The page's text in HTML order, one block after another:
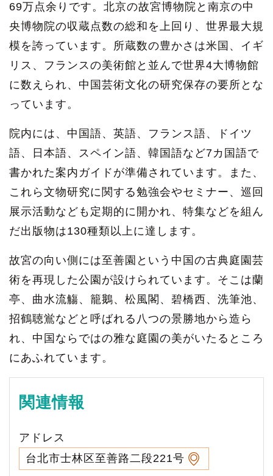
69万点余りです。北京の故宮博物院と南京の中
央博物院の収蔵点数の総和を上回り、世界最大規
模を誇っています。所蔵数の豊かさは米国、イギ
リス、フランスの美術館と並んで世界4大博物館
に数えられ、中国芸術文化の研究保存の要所とな
っています。
院内には、中国語、英語、フランス語、ドイツ
語、日本語、スペイン語、韓国語など7カ国語で
書かれた案内ガイドが準備されています。また、
これら文物研究に関する勉強会やセミナー、巡回
展示活動なども定期的に開かれ、特集などを組ん
だ出版物は130種類以上に達します。
故宮の向い側には至善園という中国の古典庭園芸
術を再現した公園が設けられています。そこは蘭
亭、曲水流觴、籠鵝、松風閣、碧橋西、洗筆池、
招鶴聴鴬などと呼ばれる八つの景勝地から造ら
れ、中国ならではの雅な庭園の美がいたるところ
にあふれています。
関連情報
アドレス
台北市士林区至善路二段221号